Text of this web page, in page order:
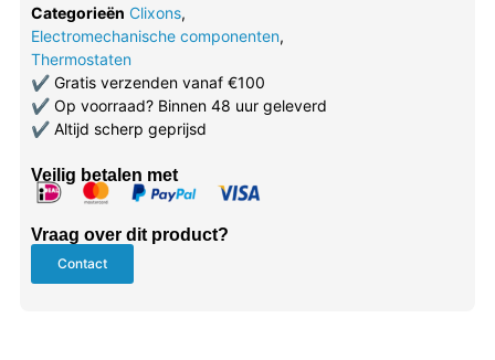
Categorieën Clixons,
Electromechanische componenten,
Thermostaten
✔Gratis verzenden vanaf €100
✔Op voorraad? Binnen 48 uur geleverd
✔Altijd scherp geprijsd
Veilig betalen met
Vraag over dit product?
Contact